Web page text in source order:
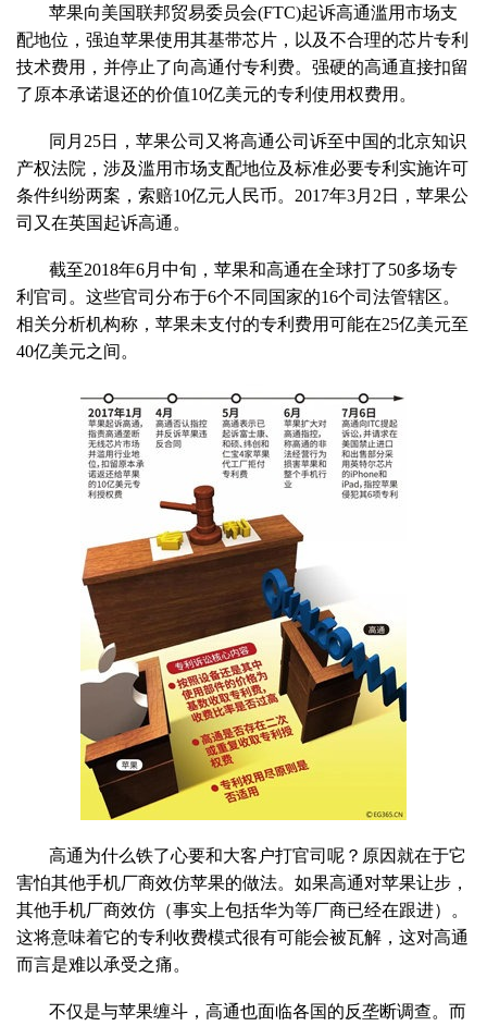
苹果向美国联邦贸易委员会(FTC)起诉高通滥用市场支
配地位，强迫苹果使用其基带芯片，以及不合理的芯片专利
技术费用，并停止了向高通付专利费。强硬的高通直接扣留
了原本承诺退还的价值10亿美元的专利使用权费用。
同月25日，苹果公司又将高通公司诉至中国的北京知识
产权法院，涉及滥用市场支配地位及标准必要专利实施许可
条件纠纷两案，索赔10亿元人民币。2017年3月2日，苹果公
司又在英国起诉高通。
截至2018年6月中旬，苹果和高通在全球打了50多场专
利官司。这些官司分布于6个不同国家的16个司法管辖区。
相关分析机构称，苹果未支付的专利费用可能在25亿美元至
40亿美元之间。
高通为什么铁了心要和大客户打官司呢？原因就在于它
害怕其他手机厂商效仿苹果的做法。如果高通对苹果让步，
其他手机厂商效仿（事实上包括华为等厂商已经在跟进）。
这将意味着它的专利收费模式很有可能会被瓦解，这对高通
而言是难以承受之痛。
不仅是与苹果缠斗，高通也面临各国的反垄断调查。而